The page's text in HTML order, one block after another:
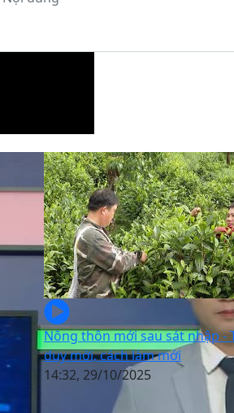
Nông thôn mới sau sát nhập -
duy mới, cách làm mới
14:32, 29/10/2025